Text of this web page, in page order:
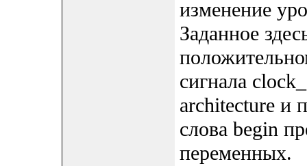
изменение
Заданное
сигнала
architecture и
слова begin
переменных.